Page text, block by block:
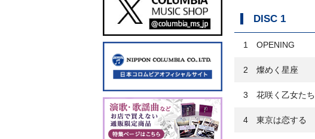
DISC 1
1 OPENING
2 燦めく星座
3 花咲く乙女たち
4 東京は恋する